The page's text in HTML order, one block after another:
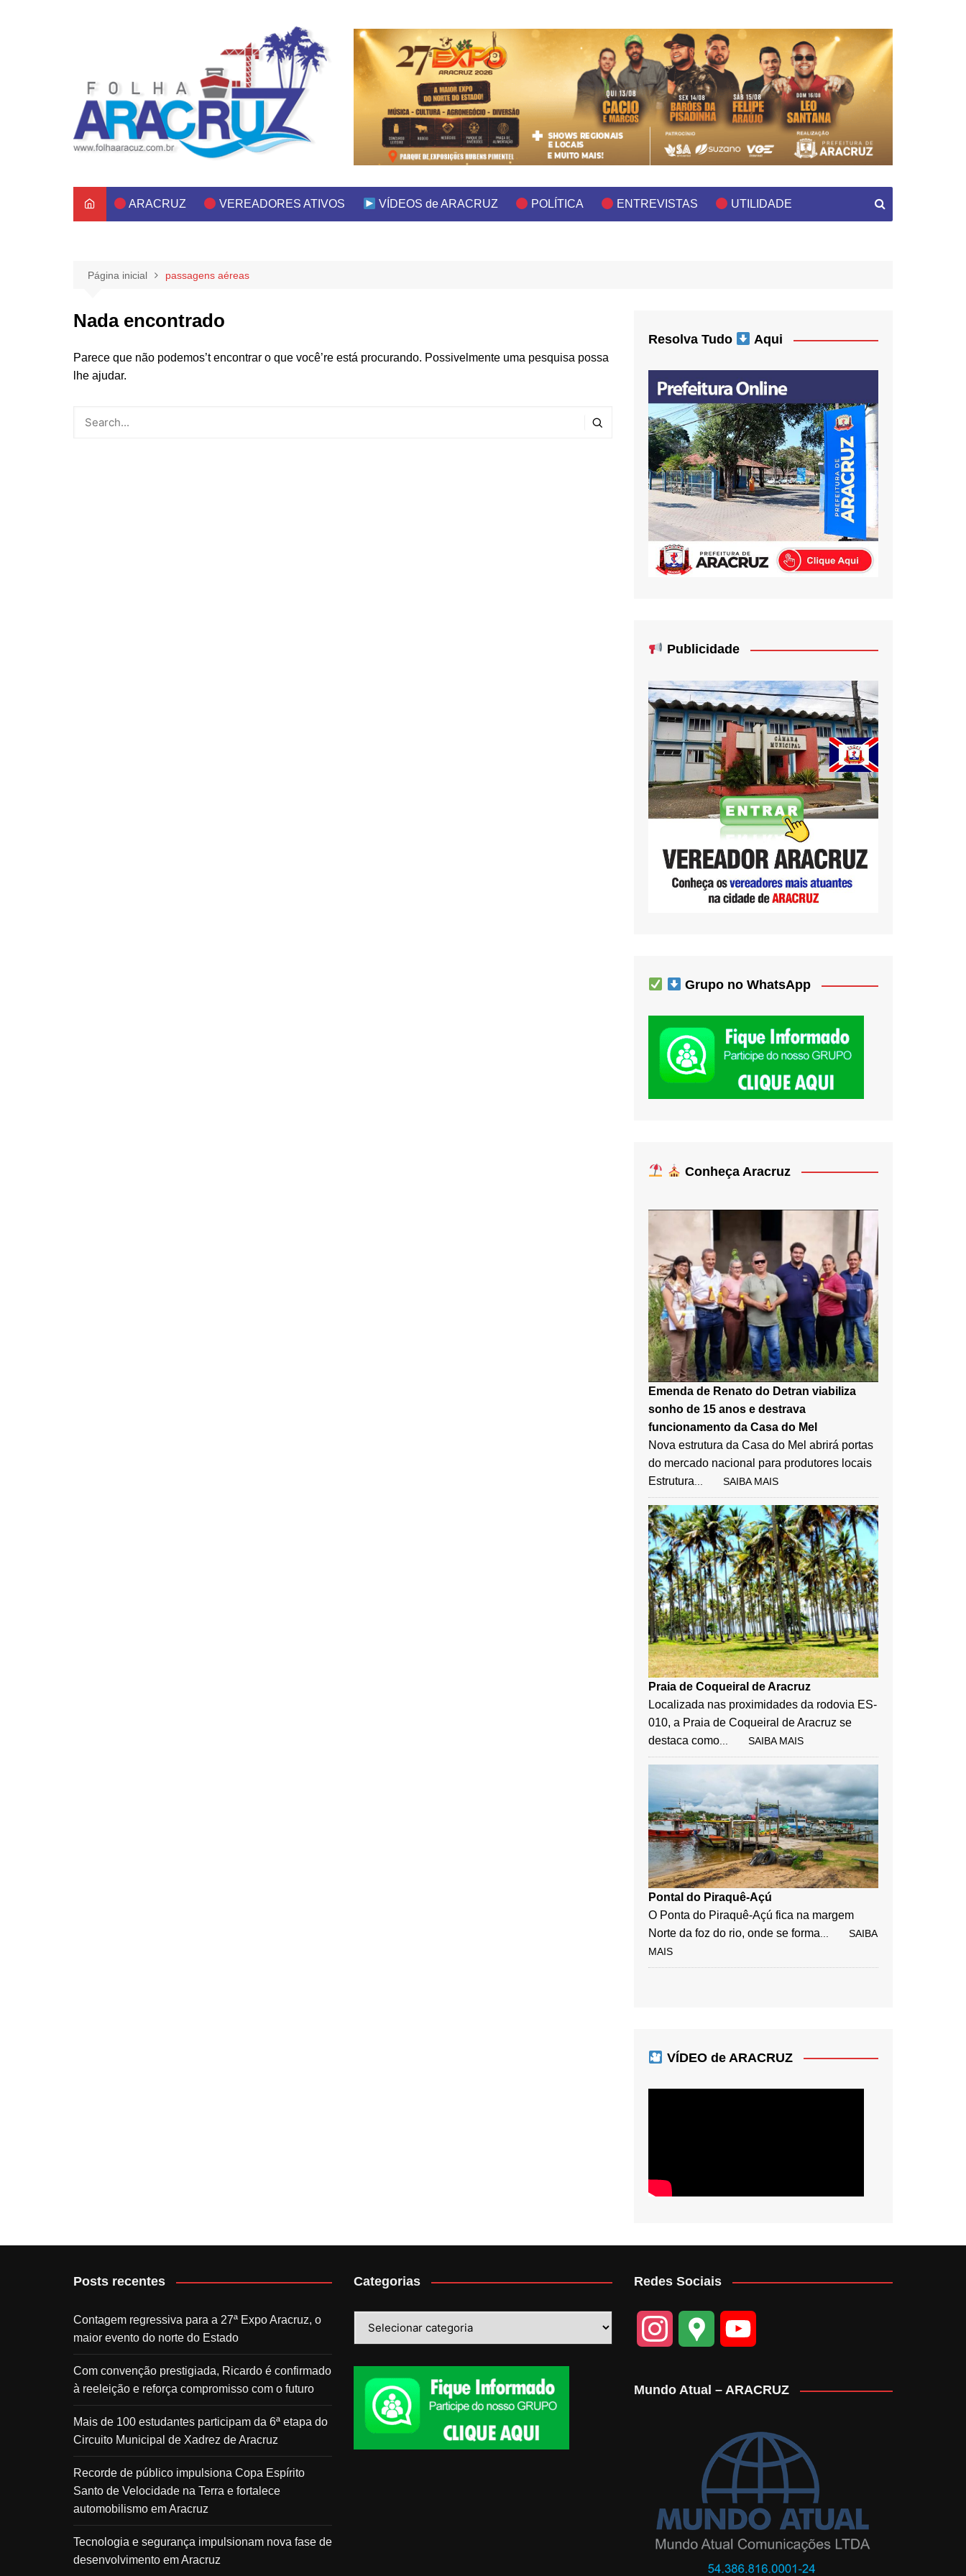
ARACRUZ VEREADORES ATIVOS VÍDEOS de ARACRUZ POLÍTICA ENTREVISTAS UTILIDADE
Página inicial passagens aéreas
Nada encontrado
Parece que não podemos’t encontrar o que você’re está procurando. Possivelmente uma pesquisa possa
lhe ajudar.
Resolva Tudo Aqui
Publicidade
Grupo no WhatsApp
Conheça Aracruz
Emenda de Renato do Detran viabiliza
sonho de 15 anos e destrava
funcionamento da Casa do Mel
Nova estrutura da Casa do Mel abrirá portas
do mercado nacional para produtores locais
Estrutura ... SAIBA MAIS
Praia de Coqueiral de Aracruz
Localizada nas proximidades da rodovia ES-
010, a Praia de Coqueiral de Aracruz se
destaca como ... SAIBA MAIS
Pontal do Piraquê-Açú
O Ponta do Piraquê-Açú fica na margem
Norte da foz do rio, onde se forma ... SAIBA
MAIS
VÍDEO de ARACRUZ
Posts recentes
Contagem regressiva para a 27ª Expo Aracruz, o
maior evento do norte do Estado
Com convenção prestigiada, Ricardo é confirmado
à reeleição e reforça compromisso com o futuro
Mais de 100 estudantes participam da 6ª etapa do
Circuito Municipal de Xadrez de Aracruz
Recorde de público impulsiona Copa Espírito
Santo de Velocidade na Terra e fortalece
automobilismo em Aracruz
Tecnologia e segurança impulsionam nova fase de
desenvolvimento em Aracruz
Categorias Redes Sociais
g
r
e
M
T
b
e
Mundo Atual – ARACRUZ